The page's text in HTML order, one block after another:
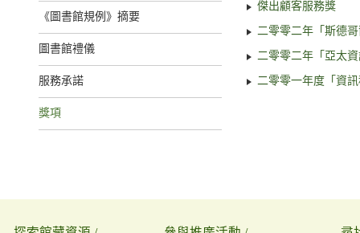
《圖書館規例》摘要
圖書館禮儀
服務承諾
獎項
傑出顧客服務獎
二零零二年「斯德
二零零二年「亞太
二零零一年度「資